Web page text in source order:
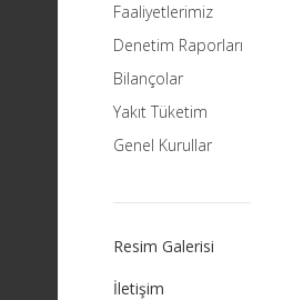
Faaliyetlerimiz
Denetim Raporları
Bilançolar
Yakıt Tüketim
Genel Kurullar
Resim Galerisi
İletişim